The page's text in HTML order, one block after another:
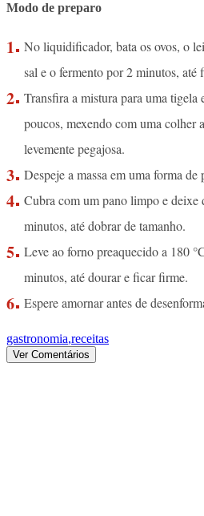
Modo de preparo
No liquidificador, bata os ovos, o
sal e o fermento por 2 minutos, até
Transfira a mistura para uma tigela
poucos, mexendo com uma colher
levemente pegajosa.
Despeje a massa em uma forma
Cubra com um pano limpo e deixe
minutos, até dobrar de tamanho.
Leve ao forno preaquecido a 180
minutos, até dourar e ficar firme.
Espere amornar antes de
gastronomia,receitas
Ver Comentários